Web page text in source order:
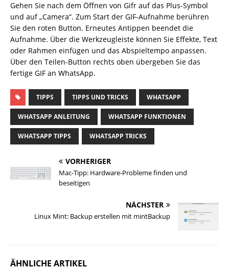
Gehen Sie nach dem Öffnen von Gifr auf das Plus-Symbol
und auf „Camera“. Zum Start der GIF-Aufnahme berühren
Sie den roten Button. Erneutes Antippen beendet die
Aufnahme. Über die Werkzeugleiste können Sie Effekte, Text
oder Rahmen einfügen und das Abspieltempo anpassen.
Über den Teilen-Button rechts oben übergeben Sie das
fertige GIF an WhatsApp.
TIPPS TIPPS UND TRICKS WHATSAPP
WHATSAPP ANLEITUNG WHATSAPP FUNKTIONEN
WHATSAPP TIPPS WHATSAPP TRICKS
VORHERIGER
Mac-Tipp: Hardware-Probleme finden und
beseitigen
NÄCHSTER
Linux Mint: Backup erstellen mit mintBackup
ÄHNLICHE ARTIKEL